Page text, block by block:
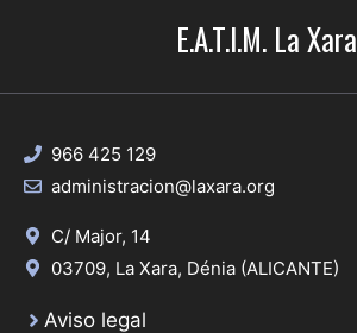
E.A.T.I.M. La Xara
966 425 129
administracion@laxara.org
C/ Major, 14
03709, La Xara, Dénia (ALICANTE)
Aviso legal